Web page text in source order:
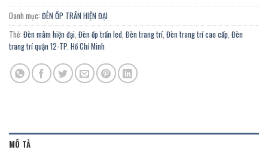
Danh mục: ĐÈN ỐP TRẦN HIỆN ĐẠI
Thẻ: Đèn mâm hiện đại, Đèn ốp trần led, Đèn trang trí, Đèn trang trí cao cấp, Đèn
trang trí quận 12-TP. Hồ Chí Minh
MÔ TẢ